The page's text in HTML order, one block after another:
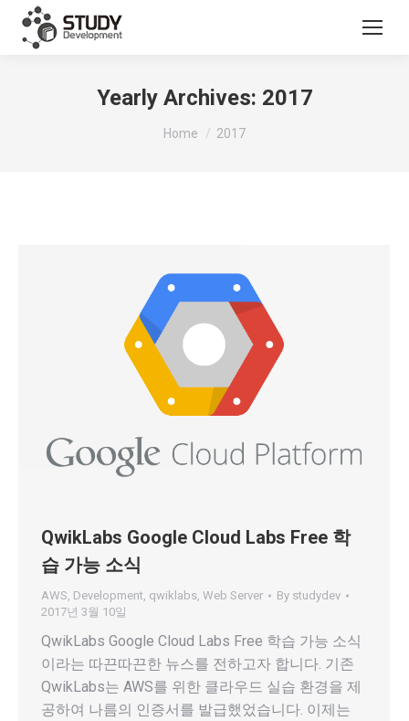
Yearly Archives: 2017
You are here:
Home 2017
QwikLabs Google Cloud Labs Free 학
습 가능 소식
AWS Development qwiklabs Web Server By studydev
2017년 3월 10일
QwikLabs Google Cloud Labs Free 학습 가능 소식
이라는 따끈따끈한 뉴스를 전하고자 합니다. 기존
QwikLabs는 AWS를 위한 클라우드 실습 환경을 제
공하여 나름의 인증서를 발급했었습니다. 이제는